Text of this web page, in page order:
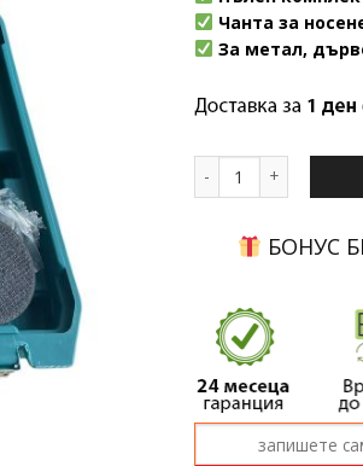
Чанта за
За метал,
БОНУС